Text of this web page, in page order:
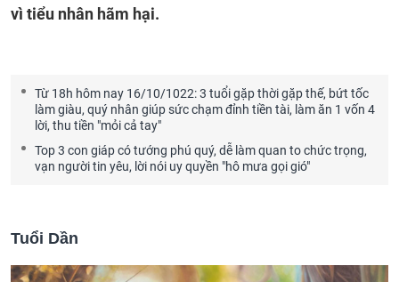
vì tiểu nhân hãm hại.
Từ 18h hôm nay 16/10/1022: 3 tuổi gặp thời gặp thế, bứt tốc
làm giàu, quý nhân giúp sức chạm đỉnh tiền tài, làm ăn 1 vốn 4
lời, thu tiền "mỏi cả tay"
Top 3 con giáp có tướng phú quý, dễ làm quan to chức trọng,
vạn người tin yêu, lời nói uy quyền "hô mưa gọi gió"
Tuổi Dần